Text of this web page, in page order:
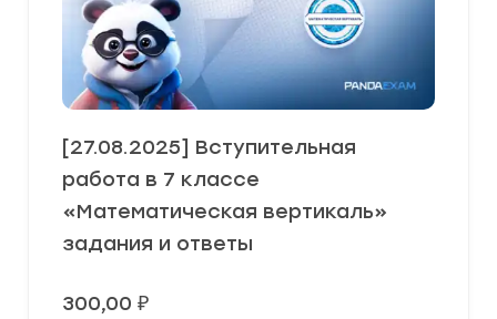
[27.08.2025] Вступительная
работа в 7 классе
«Математическая вертикаль»
задания и ответы
300,00 ₽